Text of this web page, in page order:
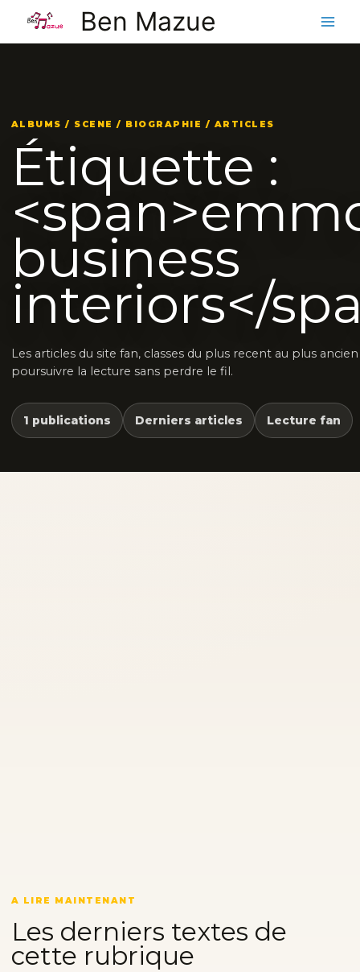
contenu
Ben Mazue
ALBUMS / SCENE / BIOGRAPHIE / ARTICLES
Étiquette :
business
interiors</
Les articles du site fan, classes du plus recent au plus
poursuivre la lecture sans perdre le fil.
1 publications Derniers articles Lecture fan
A LIRE MAINTENANT
Les derniers textes de
cette rubrique